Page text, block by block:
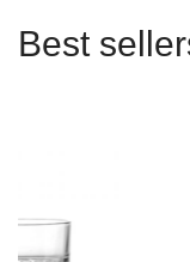
Best